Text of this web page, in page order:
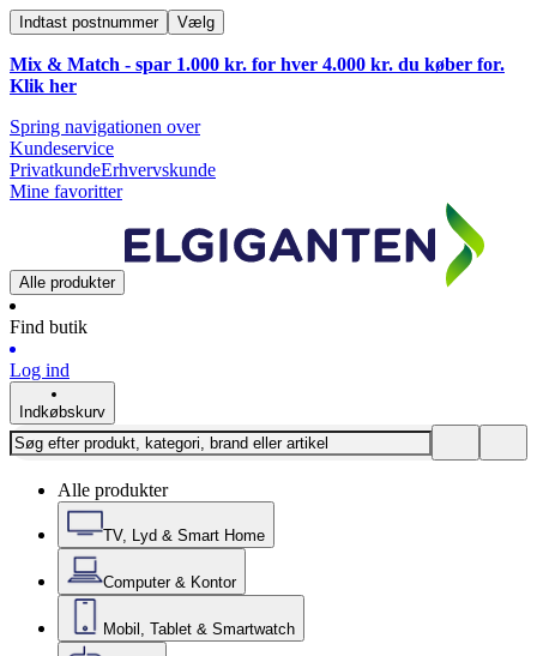
Indtast postnummer Vælg
Mix & Match - spar 1.000 kr. for hver 4.000 kr. du køber for.
Klik her
Spring navigationen over
Kundeservice
PrivatkundeErhvervskunde
Mine favoritter
Alle produkter
Find butik
Log ind
Indkøbskurv
Alle produkter
TV, Lyd & Smart Home
Computer & Kontor
Mobil, Tablet & Smartwatch